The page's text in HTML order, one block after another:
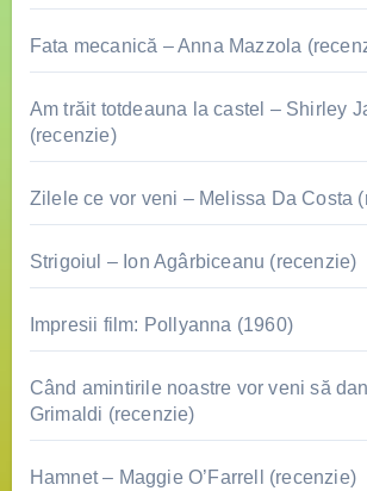
Fata mecanică – Anna Mazzola
Am trăit totdeauna la castel – Shirley
(recenzie)
Zilele ce vor veni – Melissa Da Costa
Strigoiul – Ion Agârbiceanu (recenzie)
Impresii film: Pollyanna (1960)
Când amintirile noastre vor veni să
Grimaldi (recenzie)
Hamnet – Maggie O’Farrell (recenzie)